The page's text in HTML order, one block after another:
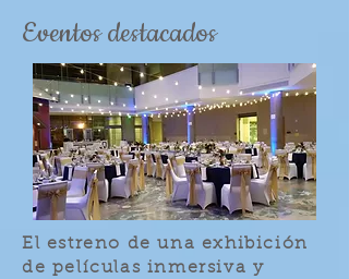
Eventos destacados
El estreno de una exhibición
de películas inmersiva y